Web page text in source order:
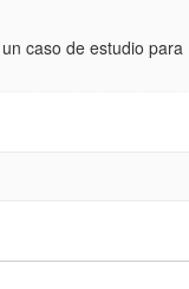
caso de estudio